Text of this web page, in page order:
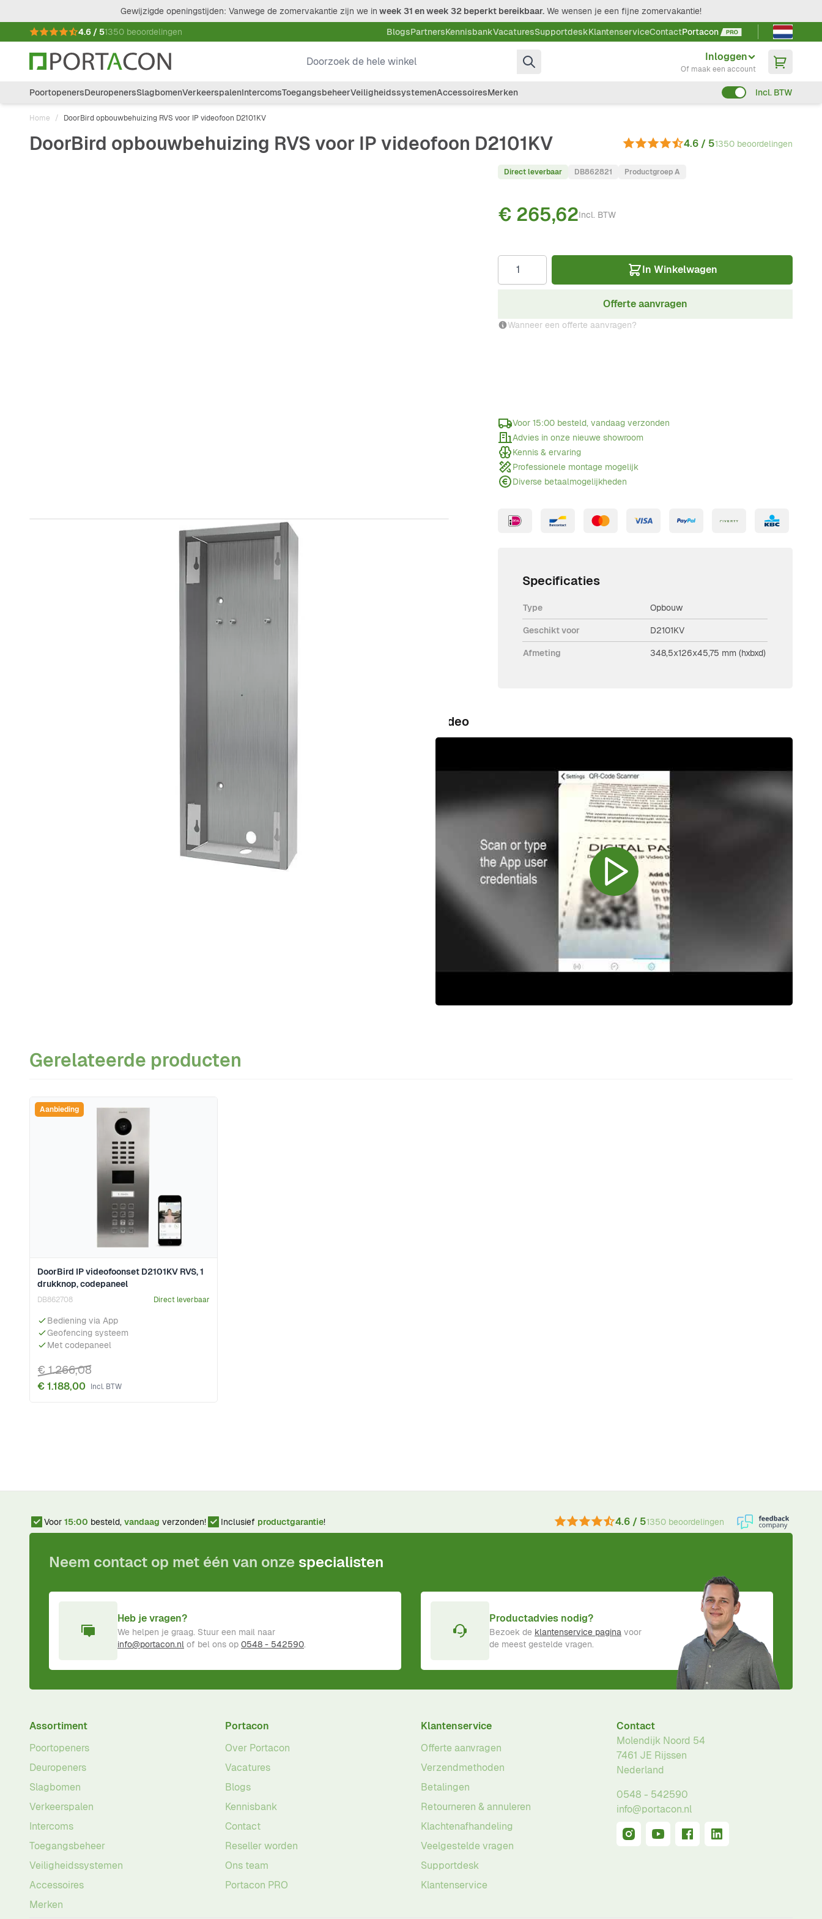
Gewijzigde openingstijden: Vanwege de zomervakantie zijn we in week 31 en week 32 beperkt bereikbaar. We wensen je een fijne zomervakantie!
4.6 / 51350 beoordelingen BlogsPartnersKennisbankVacaturesSupportdeskKlantenserviceContactPortacon
Taal kiezen
Doorzoek de hele winkel
Inloggen
Of maak een account
PoortopenersDeuropenersSlagbomenVerkeerspalenIntercomsToegangsbeheerVeiligheidssystemenAccessoiresMerken Incl. BTW
Home / DoorBird opbouwbehuizing RVS voor IP videofoon D2101KV
DoorBird opbouwbehuizing RVS voor IP videofoon D2101KV 4.6 / 51350 beoordelingen
Direct leverbaar DB862821 Productgroep A
Incl. BTW
€ 265,62
In Winkelwagen
Offerte aanvragen
Wanneer een offerte aanvragen?
Voor 15:00 besteld, vandaag verzonden
Advies in onze nieuwe showroom
Kennis & ervaring
Professionele montage mogelijk
Diverse betaalmogelijkheden
Specificaties
Type Opbouw
Geschikt voor D2101KV
Afmeting 348,5x126x45,75 mm (hxbxd)
Video
Gerelateerde producten
Navigeren door de elementen van de carrousel is mogelijk met de tabtoets. U kunt de carrousel overslaan of direct naar de carrouselnavigatie gaan met de overslaan links.
Druk om carrousel over te slaan
DoorBird IP videofoonset D2101KV RVS, 1
drukknop, codepaneel
DB862708 Direct leverbaar
Bediening via App
Geofencing systeem
Met codepaneel
€ 1.188,00
€ 1.266,08
Aanbieding
Voor 15:00 besteld, vandaag verzonden! Inclusief productgarantie! 4.6 / 51350 beoordelingen
Neem contact op met één van onze specialisten
Heb je vragen?
We helpen je graag. Stuur een mail naar
info@portacon.nl of bel ons op 0548 - 542590.
Productadvies nodig?
Bezoek de klantenservice pagina voor
de meest gestelde vragen.
Assortiment
Poortopeners
Deuropeners
Slagbomen
Verkeerspalen
Intercoms
Toegangsbeheer
Veiligheidssystemen
Accessoires
Merken
Portacon
Over Portacon
Vacatures
Blogs
Kennisbank
Contact
Reseller worden
Ons team
Portacon PRO
Klantenservice
Offerte aanvragen
Verzendmethoden
Betalingen
Retourneren & annuleren
Klachtenafhandeling
Veelgestelde vragen
Supportdesk
Klantenservice
Contact
Molendijk Noord 54
7461 JE Rijssen
Nederland
0548 - 542590
info@portacon.nl